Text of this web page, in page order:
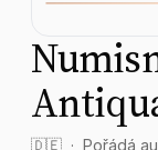
🇩🇪 Pořádá